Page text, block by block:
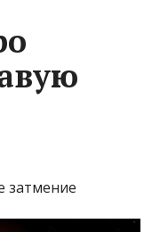
затмение